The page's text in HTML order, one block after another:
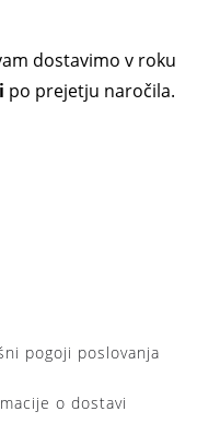
dostavimo v roku
po prejetju naročila.
pogoji poslovanja
o dostavi